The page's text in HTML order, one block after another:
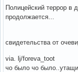
Полицейский террор в
продолжается...
свидетельства от
via. lj/foreva_toot
чо было чо